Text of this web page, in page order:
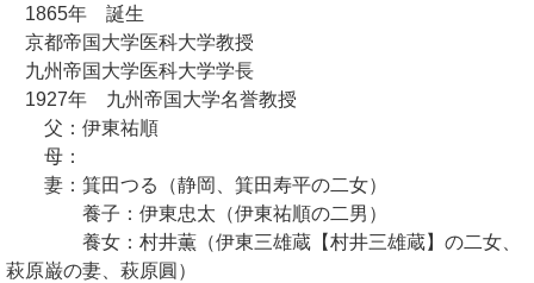
1865年 誕生
京都帝国大学医科大学教授
九州帝国大学医科大学学長
1927年 九州帝国大学名誉教授
父：伊東祐順
母：
妻：箕田つる（静岡、箕田寿平の二女）
養子：伊東忠太（伊東祐順の二男）
養女：村井薫（伊東三雄蔵【村井三雄蔵】の二女、
萩原巌の妻、萩原圓）